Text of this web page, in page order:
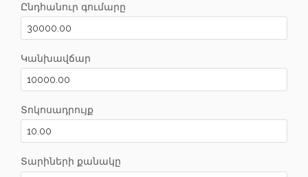
Ընդհանուր գումարը
Կանխավճար
Տոկոսադրույք
Տարիների քանակը